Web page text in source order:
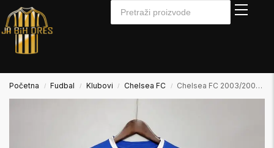
Početna / Fudbal / Klubovi / Chelsea FC / Chelsea FC 2003/2004 Home Domaći Dres